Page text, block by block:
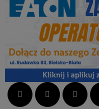
Facebook Twitter